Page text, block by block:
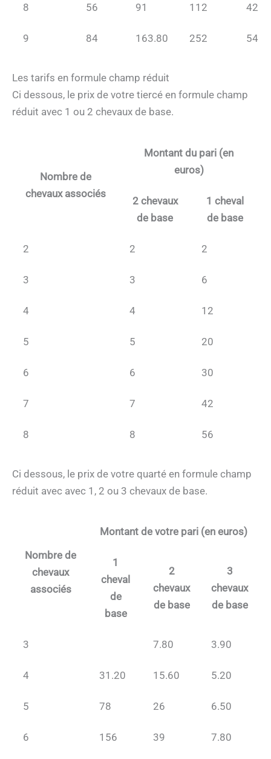
8 56 91 112 42
9 84 163.80 252 54
Les tarifs en formule champ réduit
Ci dessous, le prix de votre tiercé en formule champ
réduit avec 1 ou 2 chevaux de base.
Nombre de
chevaux associés
Montant du pari (en
euros)
2 chevaux
de base
1 cheval
de base
2 2 2
3 3 6
4 4 12
5 5 20
6 6 30
7 7 42
8 8 56
Ci dessous, le prix de votre quarté en formule champ
réduit avec avec 1, 2 ou 3 chevaux de base.
Nombre de
chevaux
associés
Montant de votre pari (en euros)
1
cheval
de
base
2
chevaux
de base
3
chevaux
de base
3 7.80 3.90
4 31.20 15.60 5.20
5 78 26 6.50
6 156 39 7.80